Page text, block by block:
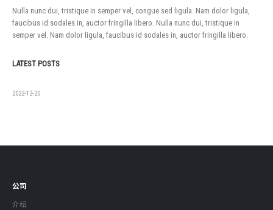
Nulla nunc dui, tristique in semper vel, congue sed ligula. Nam dolor ligula,
faucibus id sodales in, auctor fringilla libero. Nulla nunc dui, tristique in
semper vel. Nam dolor ligula, faucibus id sodales in, auctor fringilla libero.
LATEST POSTS
2022-12-20
公司
介绍